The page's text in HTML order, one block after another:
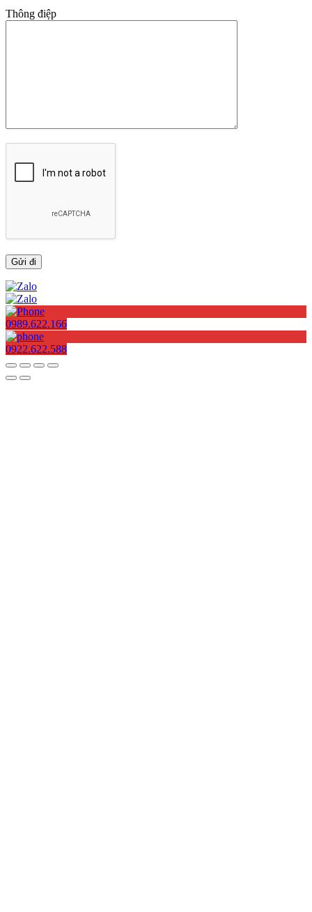
Thông điệp
0989.622.166
0922.622.588